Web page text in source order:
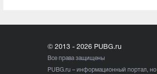
© 2013 - 2026 PUBG.ru
Все права защищены
PUBG.ru – информационный портал, но